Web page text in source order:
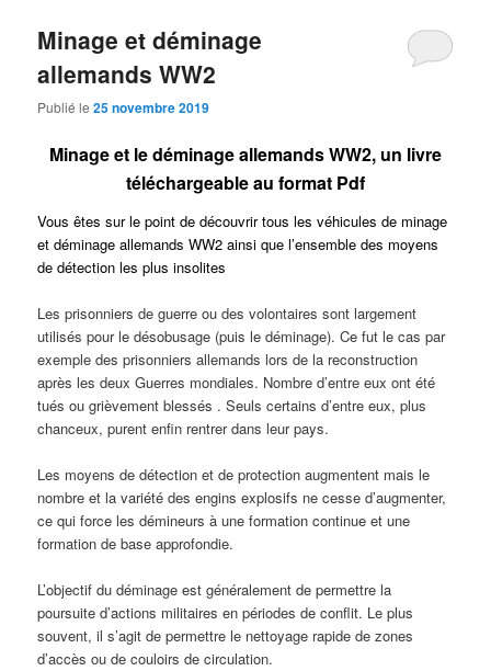
Minage et déminage
allemands WW2
Publié le25 novembre 2019
Minage et le déminage allemands WW2, un livre
téléchargeable au format Pdf
Vous êtes sur le point de découvrir tous les véhicules de minage
et déminage allemands WW2 ainsi que l’ensemble des moyens
de détection les plus insolites
Les prisonniers de guerre ou des volontaires sont largement
utilisés pour le désobusage (puis le déminage). Ce fut le cas par
exemple des prisonniers allemands lors de la reconstruction
après les deux Guerres mondiales. Nombre d’entre eux ont été
tués ou grièvement blessés . Seuls certains d’entre eux, plus
chanceux, purent enfin rentrer dans leur pays.
Les moyens de détection et de protection augmentent mais le
nombre et la variété des engins explosifs ne cesse d’augmenter,
ce qui force les démineurs à une formation continue et une
formation de base approfondie.
L’objectif du déminage est généralement de permettre la
poursuite d’actions militaires en périodes de conflit. Le plus
souvent, il s’agit de permettre le nettoyage rapide de zones
d’accès ou de couloirs de circulation.